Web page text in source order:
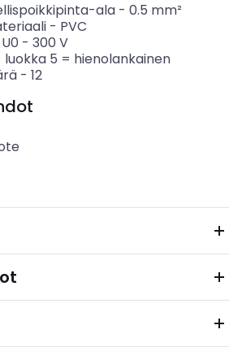
ala- 0.5 mm²
- PVC
- 300 V
luokka 5 = hienolankainen
- 12